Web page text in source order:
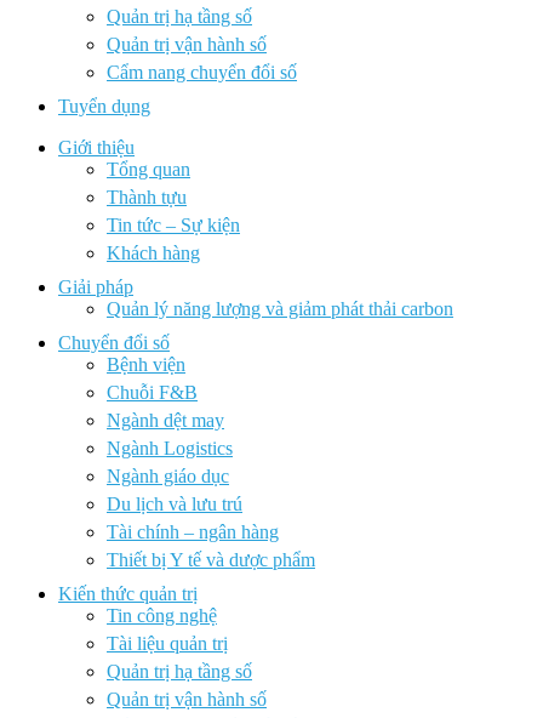
Quản trị hạ tầng số
Quản trị vận hành số
Cẩm nang chuyển đổi số
Tuyển dụng
Giới thiệu
Tổng quan
Thành tựu
Tin tức – Sự kiện
Khách hàng
Giải pháp
Quản lý năng lượng và giảm phát thải carbon
Chuyển đổi số
Bệnh viện
Chuỗi F&B
Ngành dệt may
Ngành Logistics
Ngành giáo dục
Du lịch và lưu trú
Tài chính – ngân hàng
Thiết bị Y tế và dược phẩm
Kiến thức quản trị
Tin công nghệ
Tài liệu quản trị
Quản trị hạ tầng số
Quản trị vận hành số